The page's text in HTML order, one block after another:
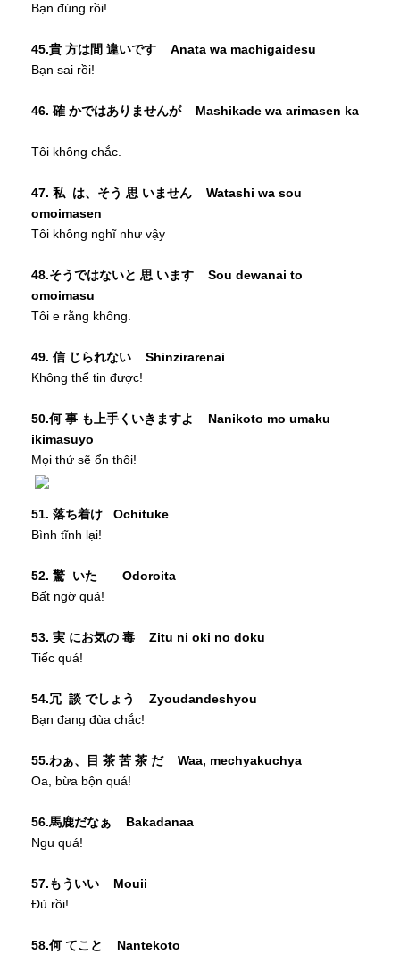
Bạn đúng rồi!
45.貴 方は間 違いです Anata wa machigaidesu
Bạn sai rồi!
46. 確 かではありませんが Mashikade wa arimasen ka
Tôi không chắc.
47. 私 は、そう 思 いません Watashi wa sou
omoimasen
Tôi không nghĩ như vậy
48.そうではないと 思 います Sou dewanai to
omoimasu
Tôi e rằng không.
49. 信 じられない Shinzirarenai
Không thể tin được!
50.何 事 も上手くいきますよ Nanikoto mo umaku
ikimasuyo
Mọi thứ sẽ ổn thôi!
51. 落ち着け Ochituke
Bình tĩnh lại!
52. 驚 いた Odoroita
Bất ngờ quá!
53. 実 にお気の 毒 Zitu ni oki no doku
Tiếc quá!
54.冗 談 でしょう Zyoudandeshyou
Bạn đang đùa chắc!
55.わぁ、目 茶 苦 茶 だ Waa, mechyakuchya
Oa, bừa bộn quá!
56.馬鹿だなぁ Bakadanaa
Ngu quá!
57.もういい Mouii
Đủ rồi!
58.何 てこと Nantekoto